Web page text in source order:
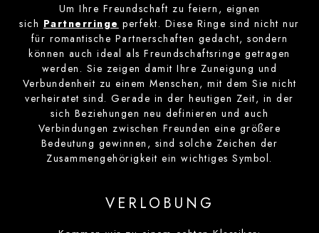
Um Ihre Freundschaft zu feiern, eignen
sich Partnerringe perfekt. Diese Ringe sind nicht nur
für romantische Partnerschaften gedacht, sondern
können auch ideal als Freundschaftsringe getragen
werden. Sie zeigen damit Ihre Zuneigung und
Verbundenheit zu einem Menschen, mit dem Sie nicht
verheiratet sind. Gerade in der heutigen Zeit, in der
sich Beziehungen neu definieren und auch
Verbindungen zwischen Freunden eine größere
Bedeutung gewinnen, sind solche Zeichen der
Zusammengehörigkeit ein wichtiges Symbol.
VERLOBUNG